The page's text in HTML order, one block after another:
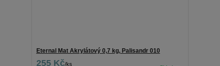
Eternal Mat Akrylátový 0,7 kg, Palisandr 010
255 Kč/ks